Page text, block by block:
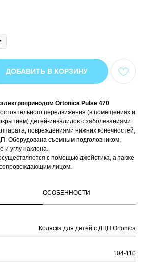
ДОБАВИТЬ В КОРЗИНУ
Ortonica Pulse 470
передвижения (в помещениях и
детей-инвалидов с заболеваниями
повреждениями нижних конечностей,
Оборудована съемным подголовником,
и углу наклона.
с помощью джойстика, а также
лицом.
ОСОБЕННОСТИ
Коляска для детей с ДЦП Ortonica
104-110